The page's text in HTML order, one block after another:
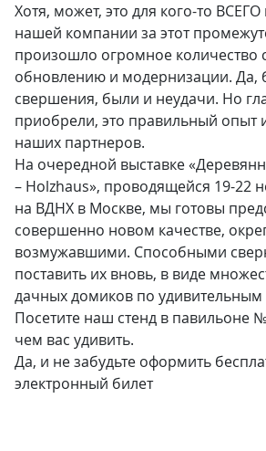
Хотя, может, это для кого-то ВСЕГО
нашей компании за этот
произошло огромное количество
обновлению и модернизации. Да,
свершения, были и неудачи. Но
приобрели, это правильный опыт
наших партнеров.
На очередной выставке
– Нolzhaus», проводящейся 19-22
на ВДНХ в Москве, мы готовы
совершенно новом качестве,
возмужавшими. Способными
поставить их вновь, в виде
дачных домиков по
Посетите наш стенд в павильоне
чем вас удивить.
Да, и не забудьте оформить
электронный билет